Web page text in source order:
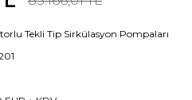
Tekli Tip Sirkülasyon Pompaları